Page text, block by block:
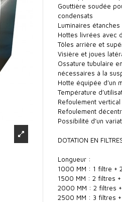
Gouttière soudée
condensats
Luminaires
Hottes livrées avec
Tôles arrière et
Visière et joues
Ossature tubulaire
nécessaires à la
Hotte équipée d’un
Température
Refoulement
Refoulement
Possibilité d’un
DOTATION EN
Longueur :
1000 MM : 1 filtre +
1500 MM : 2 filtres +
2000 MM : 2 filtres
2500 MM : 3 filtres